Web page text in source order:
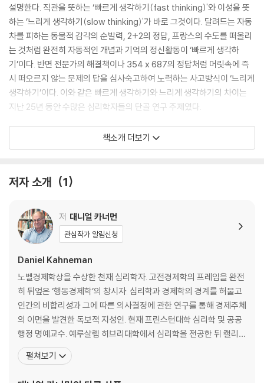
설명한다. 직관을 뜻하는 ‘빠르게 생각하기(fast thinking)'와 이성을 뜻
하는 ’느리게 생각하기(slow thinking)'가 바로 그것이다. 달려드는 자동
차를 피하는 동물적 감각의 순발력, 2+2의 정답, 프랑스의 수도를 떠올리
는 것처럼 완전히 자동적인 개념과 기억의 정신활동이 ‘빠르게 생각하
기’이다. 반면 전문가의 해결책이나 354 x 687의 정답처럼 머릿속에 즉
시 떠오르지 않는 문제의 답을 심사숙고하여 노력하는 사고방식이 ‘느리게
생각하기’이다. 이와 같은 빠르게 생각하기와 느리게 생각하기의 차이는
지난 25년 동안 수많은 심리학자들의 단골 연구 주제였다.
대니얼 카너먼은 ‘시스템 1’과 ‘시스템 2’라는, 빠른 생각과 느린 생각을 유
발하는 두 주체의 은유를 들어 흥미로운 인간의 정신생활을 적나라하게 설
하며, 우리가 내리는 수많은 선택과 판단을 은밀하게 조종한다. 이 책은 대
명의 등장인물이 나오는 한 편의 사이코드라마처럼 흥미롭게 다루고 있다.
Freakonomics co-author Steven D. Levitt, Black Swan author
Nassim Nicholas Taleb and Nudge co-author Richard Thaler, T
hinking Fast and Slow offers a whole new look at the way our
minds work, and how we make decisions.
Why is there more chance we'll believe something if it's in a bo
ld type face?
책소개 더보기
저자 소개 1
저 대니얼 카너먼
관심작가 알림신청
Daniel Kahneman
노벨경제학상을 수상한 천재 심리학자. 고전경제학의 프레임을 완전
히 뒤엎은 ‘행동경제학’의 창시자. 심리학과 경제학의 경계를 허물고
인간의 비합리성과 그에 따른 의사결정에 관한 연구를 통해 경제주체
의 이면을 발견한 독보적 지성인. 현재 프린스턴대학 심리학 및 공공
행정 명예교수. 예루살렘 히브리대학에서 심리학을 전공한 뒤 캘리포
니아대학 버클리 캠퍼스에서 심리학 박사학위를 받았다. 미시건대학
과 케임브리지대학 응용심리연구소 과학자, 인지연구센터 연구원으
펼쳐보기